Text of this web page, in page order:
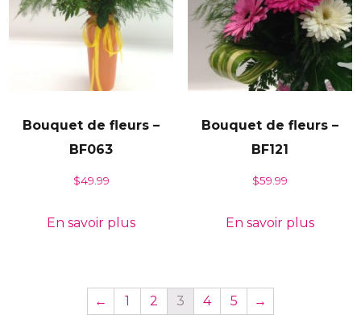
Bouquet de fleurs –
BF063
$49.99
En savoir plus
Bouquet de fleurs –
BF121
$59.99
En savoir plus
← 1 2 3 4 5 →